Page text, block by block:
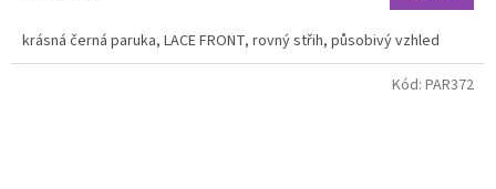
z
5
krásná černá paruka, LACE FRONT, rovný střih, působivý vzhled
Kód: PAR372